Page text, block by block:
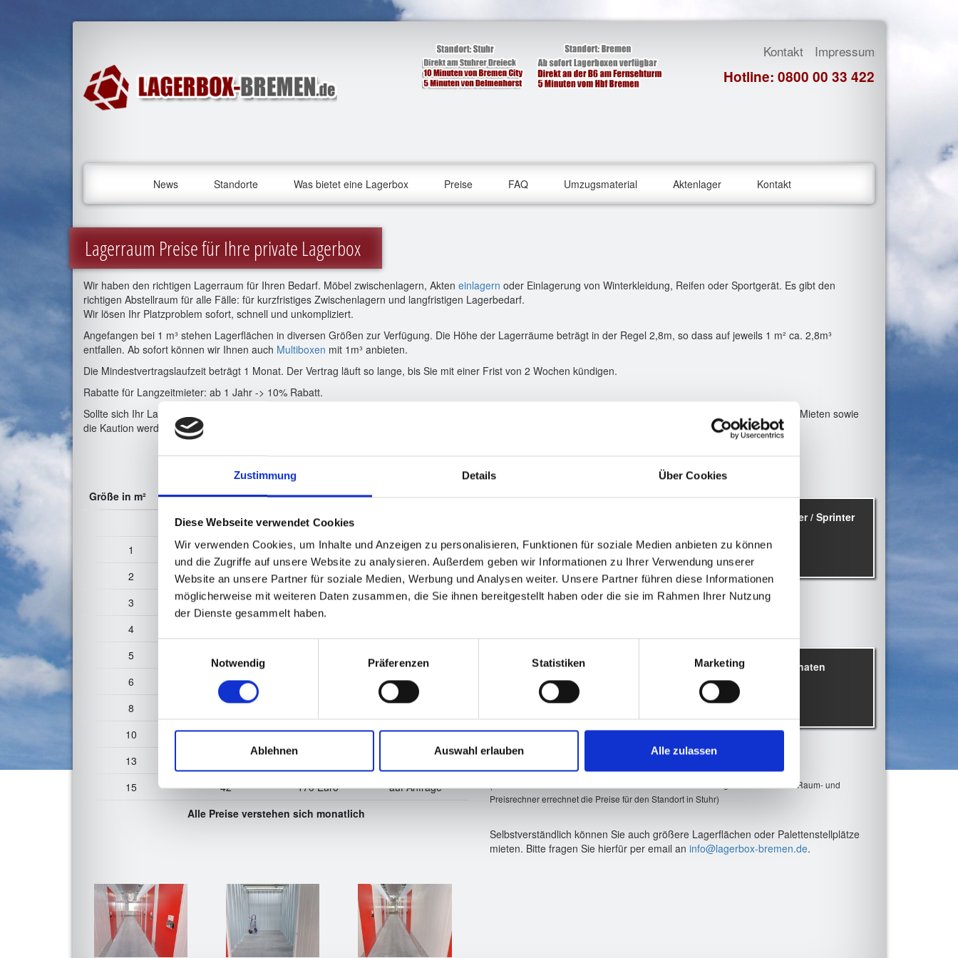
Zustimmung Details Über Cookies
Diese Webseite verwendet Cookies
Wir verwenden Cookies, um Inhalte und Anzeigen zu personalisieren, Funktionen für soziale Medien anbieten zu können
und die Zugriffe auf unsere Website zu analysieren. Außerdem geben wir Informationen zu Ihrer Verwendung unserer
Website an unsere Partner für soziale Medien, Werbung und Analysen weiter. Unsere Partner führen diese Informationen
möglicherweise mit weiteren Daten zusammen, die Sie ihnen bereitgestellt haben oder die sie im Rahmen Ihrer Nutzung
der Dienste gesammelt haben.
Notwendig
Präferenzen Statistiken Marketing
Ablehnen Auswahl erlauben Alle zulassen
Kontakt Impressum
Hotline: 0800 00 33 422
News Standorte Was bietet eine Lagerbox Preise FAQ Umzugsmaterial Aktenlager Kontakt
Lagerraum Preise für Ihre private Lagerbox
Wir haben den richtigen Lagerraum für Ihren Bedarf. Möbel zwischenlagern, Akten einlagern oder Einlagerung von Winterkleidung, Reifen oder Sportgerät. Es gibt den
richtigen Abstellraum für alle Fälle: für kurzfristiges Zwischenlagern und langfristigen Lagerbedarf.
Wir lösen Ihr Platzproblem sofort, schnell und unkompliziert.
Angefangen bei 1 m³ stehen Lagerflächen in diversen Größen zur Verfügung. Die Höhe der Lagerräume beträgt in der Regel 2,8m, so dass auf jeweils 1 m² ca. 2,8m³
entfallen. Ab sofort können wir Ihnen auch Multiboxen mit 1m³ anbieten.
Die Mindestvertragslaufzeit beträgt 1 Monat. Der Vertrag läuft so lange, bis Sie mit einer Frist von 2 Wochen kündigen.
Rabatte für Langzeitmieter: ab 1 Jahr -> 10% Rabatt.
Sollte sich Ihr Lagerbedarf während der Vertragslaufzeit ändern, können Sie jederzeit in einen kleineren oder größeren Lagerraum umziehen. Bereits gezahlte Mieten sowie
die Kaution werden entsprechend verrechnet.
Größe in m² Größe in m³ Preis Stuhr
Preis Bremen
1
15 Euro
1
2,8 25 Euro
auf Anfrage
2
5,6 40 Euro
auf Anfrage
3
8,4 52,50 Euro
auf Anfrage
4
5
6
16,8
auf Anfrage
8
22,4
auf Anfrage
10
28 125 Euro
auf Anfrage
13
15
42 170 Euro
auf Anfrage
Alle Preise verstehen sich monatlich
Kartons / Zimmer / Sprinter
Preisrechner
benötigter Raum
Zeitraum in Monaten
(Für Gewerbetreibende Kunden verstehen sich die Preise zzgl. 19% MwSt. Der Raum- und
Preisrechner errechnet die Preise für den Standort in Stuhr)
Selbstverständlich können Sie auch größere Lagerflächen oder Palettenstellplätze
mieten. Bitte fragen Sie hierfür per email an info@lagerbox-bremen.de.